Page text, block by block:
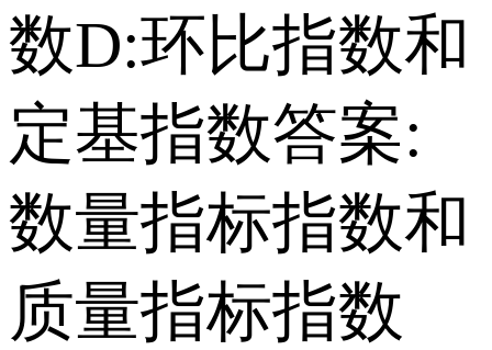
数 D:环比指数和
定基指数 答案:
数量指标指数和
质量指标指数